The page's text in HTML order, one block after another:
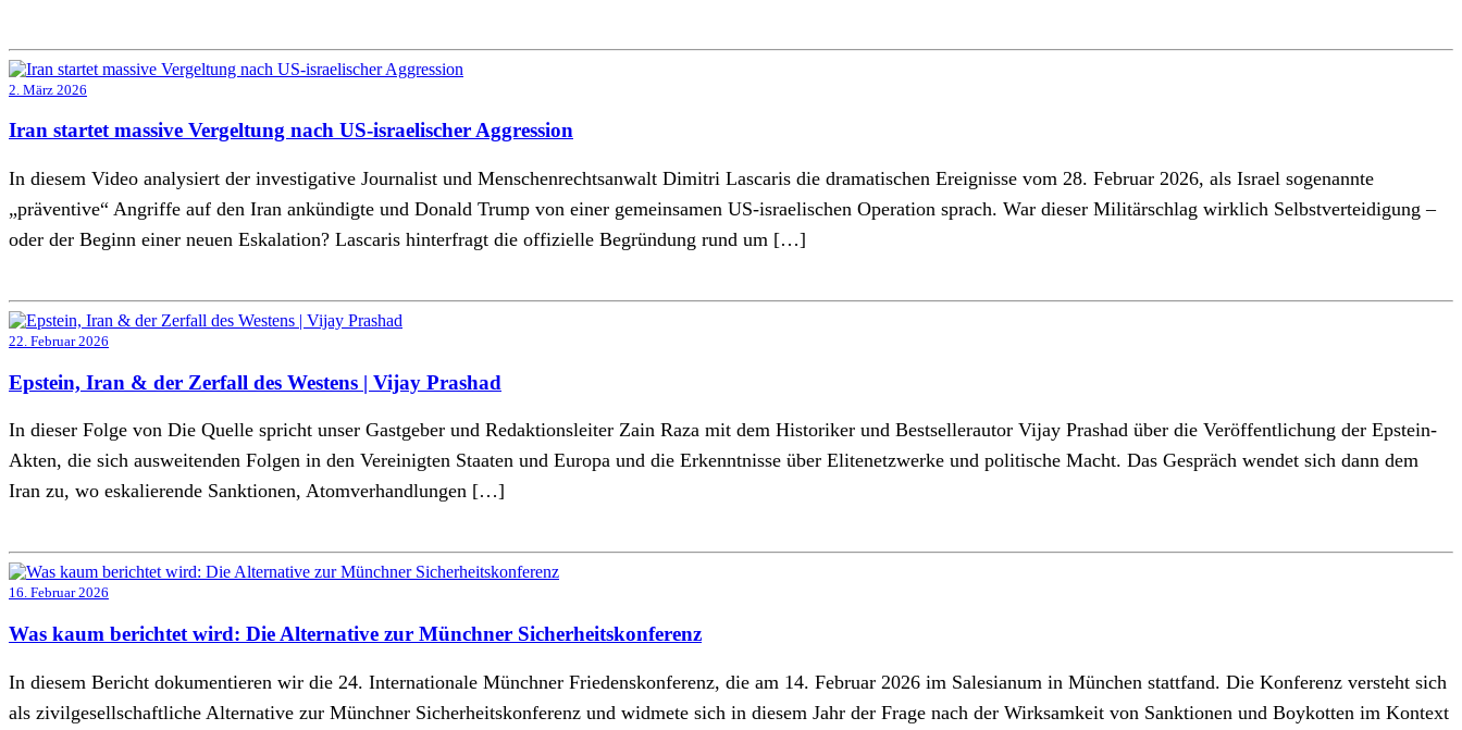
2. März 2026
Iran startet massive Vergeltung nach US-israelischer Aggression
In diesem Video analysiert der investigative Journalist und Menschenrechtsanwalt Dimitri Lascaris die dramatischen Ereignisse vom 28. Februar 2026, als Israel sogenannte
„präventive“ Angriffe auf den Iran ankündigte und Donald Trump von einer gemeinsamen US-israelischen Operation sprach. War dieser Militärschlag wirklich Selbstverteidigung –
oder der Beginn einer neuen Eskalation? Lascaris hinterfragt die offizielle Begründung rund um […]
22. Februar 2026
Epstein, Iran & der Zerfall des Westens | Vijay Prashad
In dieser Folge von Die Quelle spricht unser Gastgeber und Redaktionsleiter Zain Raza mit dem Historiker und Bestsellerautor Vijay Prashad über die Veröffentlichung der Epstein-
Akten, die sich ausweitenden Folgen in den Vereinigten Staaten und Europa und die Erkenntnisse über Elitenetzwerke und politische Macht. Das Gespräch wendet sich dann dem
Iran zu, wo eskalierende Sanktionen, Atomverhandlungen […]
16. Februar 2026
Was kaum berichtet wird: Die Alternative zur Münchner Sicherheitskonferenz
In diesem Bericht dokumentieren wir die 24. Internationale Münchner Friedenskonferenz, die am 14. Februar 2026 im Salesianum in München stattfand. Die Konferenz versteht sich
als zivilgesellschaftliche Alternative zur Münchner Sicherheitskonferenz und widmete sich in diesem Jahr der Frage nach der Wirksamkeit von Sanktionen und Boykotten im Kontext